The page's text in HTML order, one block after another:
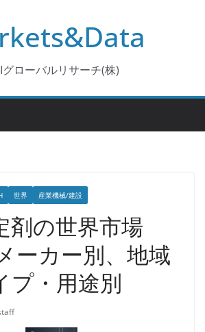
ローバルリサーチ(株)
世界 産業機械/建設
剤の世界市場
ーカー別、地域
プ・用途別